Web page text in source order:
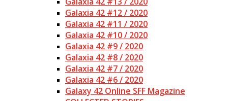
Galaxia 42 #12 / 2020
Galaxia 42 #11 / 2020
Galaxia 42 #10 / 2020
Galaxia 42 #9 / 2020
Galaxia 42 #8 / 2020
Galaxia 42 #7 / 2020
Galaxia 42 #6 / 2020
Galaxy 42 Online SFF Magazine